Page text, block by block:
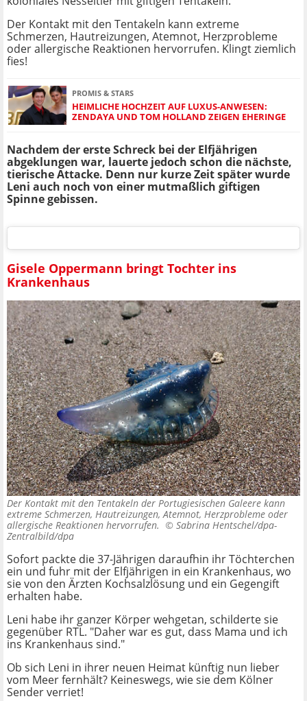
Der Kontakt mit den Tentakeln kann extreme
Schmerzen, Hautreizungen, Atemnot, Herzprobleme
oder allergische Reaktionen hervorrufen. Klingt ziemlich
fies!
PROMIS & STARS
HEIMLICHE HOCHZEIT AUF LUXUS-ANWESEN:
ZENDAYA UND TOM HOLLAND ZEIGEN EHERINGE
Nachdem der erste Schreck bei der Elfjährigen
abgeklungen war, lauerte jedoch schon die nächste,
tierische Attacke. Denn nur kurze Zeit später wurde
Leni auch noch von einer mutmaßlich giftigen
Spinne gebissen.
Gisele Oppermann bringt Tochter ins
Krankenhaus
Der Kontakt mit den Tentakeln der Portugiesischen Galeere kann
extreme Schmerzen, Hautreizungen, Atemnot, Herzprobleme oder
allergische Reaktionen hervorrufen. © Sabrina Hentschel/dpa-
Zentralbild/dpa
Sofort packte die 37-Jährigen daraufhin ihr Töchterchen
ein und fuhr mit der Elfjährigen in ein Krankenhaus, wo
sie von den Ärzten Kochsalzlösung und ein Gegengift
erhalten habe.
Leni habe ihr ganzer Körper wehgetan, schilderte sie
gegenüber RTL. "Daher war es gut, dass Mama und ich
ins Krankenhaus sind."
Ob sich Leni in ihrer neuen Heimat künftig nun lieber
vom Meer fernhält? Keineswegs, wie sie dem Kölner
Sender verriet!